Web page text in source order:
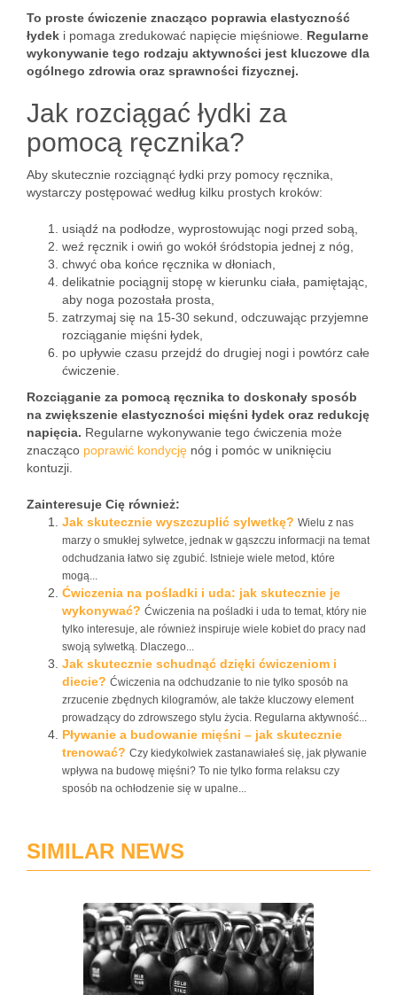
To proste ćwiczenie znacząco poprawia elastyczność
łydek i pomaga zredukować napięcie mięśniowe. Regularne
wykonywanie tego rodzaju aktywności jest kluczowe dla
ogólnego zdrowia oraz sprawności fizycznej.
Jak rozciągać łydki za
pomocą ręcznika?
Aby skutecznie rozciągnąć łydki przy pomocy ręcznika,
wystarczy postępować według kilku prostych kroków:
usiądź na podłodze, wyprostowując nogi przed sobą,
weź ręcznik i owiń go wokół śródstopia jednej z nóg,
chwyć oba końce ręcznika w dłoniach,
delikatnie pociągnij stopę w kierunku ciała, pamiętając,
aby noga pozostała prosta,
zatrzymaj się na 15-30 sekund, odczuwając przyjemne
rozciąganie mięśni łydek,
po upływie czasu przejdź do drugiej nogi i powtórz całe
ćwiczenie.
Rozciąganie za pomocą ręcznika to doskonały sposób
na zwiększenie elastyczności mięśni łydek oraz redukcję
napięcia. Regularne wykonywanie tego ćwiczenia może
znacząco poprawić kondycję nóg i pomóc w uniknięciu
kontuzji.
Zainteresuje Cię również:
Jak skutecznie wyszczuplić sylwetkę? Wielu z nas
marzy o smukłej sylwetce, jednak w gąszczu informacji na temat
odchudzania łatwo się zgubić. Istnieje wiele metod, które
mogą...
Ćwiczenia na pośladki i uda: jak skutecznie je
wykonywać? Ćwiczenia na pośladki i uda to temat, który nie
tylko interesuje, ale również inspiruje wiele kobiet do pracy nad
swoją sylwetką. Dlaczego...
Jak skutecznie schudnąć dzięki ćwiczeniom i
diecie? Ćwiczenia na odchudzanie to nie tylko sposób na
zrzucenie zbędnych kilogramów, ale także kluczowy element
prowadzący do zdrowszego stylu życia. Regularna aktywność...
Pływanie a budowanie mięśni – jak skutecznie
trenować? Czy kiedykolwiek zastanawiałeś się, jak pływanie
wpływa na budowę mięśni? To nie tylko forma relaksu czy
sposób na ochłodzenie się w upalne...
SIMILAR NEWS